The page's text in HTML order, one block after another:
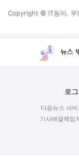
Copyright © IT동아. 무
뉴스
로
다음뉴스 서
기사배열책임